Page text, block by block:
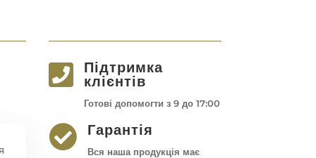

Підтримка
клієнтів
Готові допомогти з 9 до 17:00
 Гарантія
Вся наша продукція має